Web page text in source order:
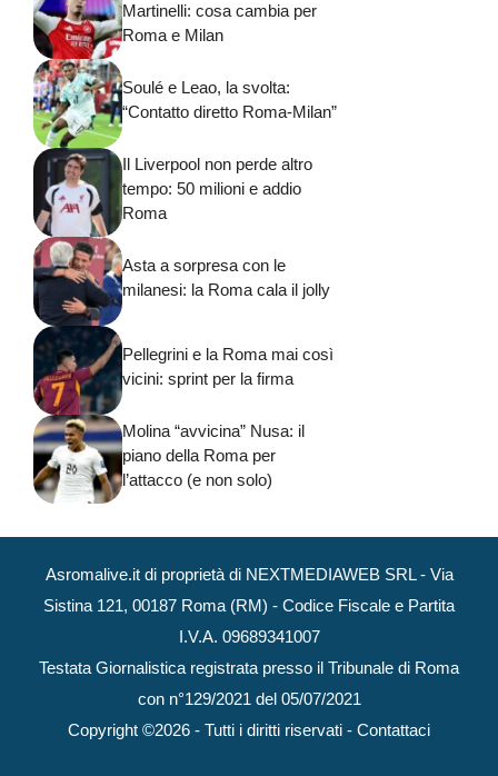
Martinelli: cosa cambia per
Roma e Milan
Soulé e Leao, la svolta:
“Contatto diretto Roma-Milan”
Il Liverpool non perde altro
tempo: 50 milioni e addio
Roma
Asta a sorpresa con le
milanesi: la Roma cala il jolly
Pellegrini e la Roma mai così
vicini: sprint per la firma
Molina “avvicina” Nusa: il
piano della Roma per
l’attacco (e non solo)
Asromalive.it di proprietà di NEXTMEDIAWEB SRL - Via
Sistina 121, 00187 Roma (RM) - Codice Fiscale e Partita
I.V.A. 09689341007
Testata Giornalistica registrata presso il Tribunale di Roma
con n°129/2021 del 05/07/2021
Copyright ©2026 - Tutti i diritti riservati - Contattaci